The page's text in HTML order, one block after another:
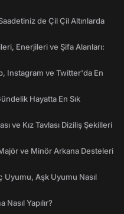
de Çil Çil Altınlarda
Enerjileri ve Şifa Alanları:
Instagram ve Twitter'da En
Hayatta En Sık
ve Kız Tavlası Diziliş Şekilleri
ve Minör Arkana Desteleri
Aşk Uyumu Nasıl
Yapılır?